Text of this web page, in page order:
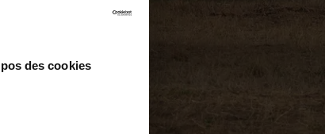
des cookies